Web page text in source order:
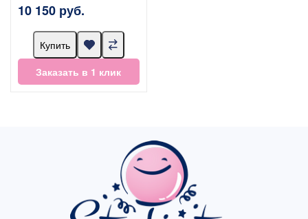
10 150 руб.
Купить
Заказать в 1 клик